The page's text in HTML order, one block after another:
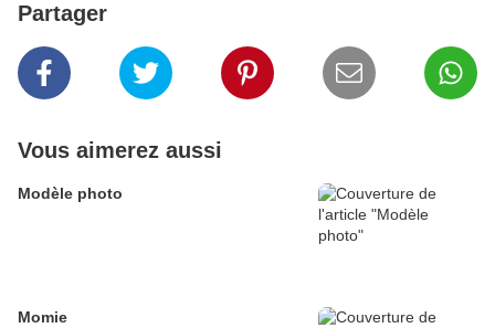
Partager
Vous aimerez aussi
Modèle photo
Momie